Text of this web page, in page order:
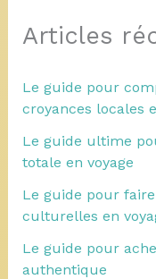
Articles
Le guide pour
croyances locales
Le guide ultime
totale en voyage
Le guide pour
culturelles en
Le guide pour
authentique